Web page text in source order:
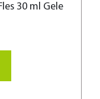
30 ml Gele